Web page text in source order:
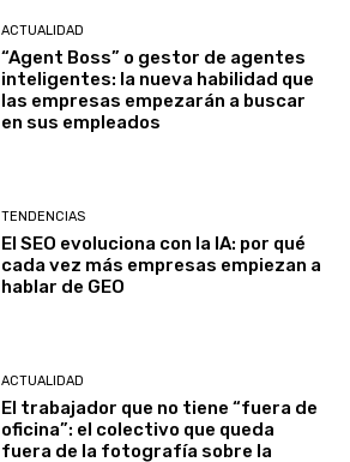
ACTUALIDAD
“Agent Boss” o gestor de agentes
inteligentes: la nueva habilidad que
las empresas empezarán a buscar
en sus empleados
TENDENCIAS
El SEO evoluciona con la IA: por qué
cada vez más empresas empiezan a
hablar de GEO
ACTUALIDAD
El trabajador que no tiene “fuera de
oficina”: el colectivo que queda
fuera de la fotografía sobre la